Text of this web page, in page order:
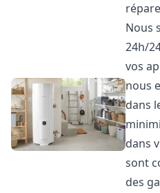
Nous
24h/
vos
nous
dans
dans
sont
des